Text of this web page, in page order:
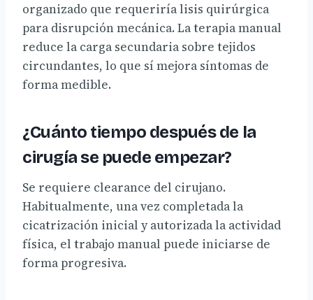
organizado que requeriría lisis quirúrgica
para disrupción mecánica. La terapia manual
reduce la carga secundaria sobre tejidos
circundantes, lo que sí mejora síntomas de
forma medible.
¿Cuánto tiempo después de la
cirugía se puede empezar?
Se requiere clearance del cirujano.
Habitualmente, una vez completada la
cicatrización inicial y autorizada la actividad
física, el trabajo manual puede iniciarse de
forma progresiva.